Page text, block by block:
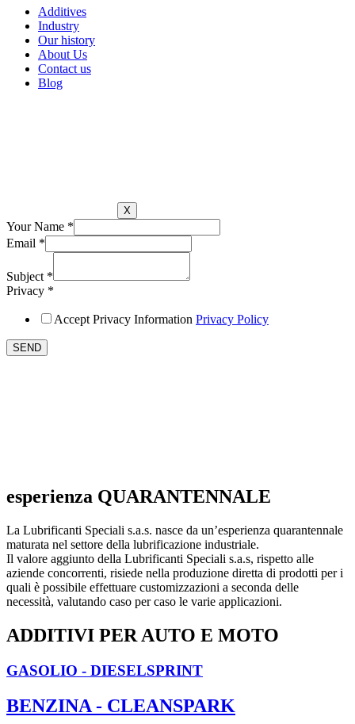
Additives
Industry
Our history
About Us
Contact us
Blog
X
Your Name *
Email *
Subject *
Privacy *
Accept Privacy Information Privacy Policy
SEND
esperienza QUARANTENNALE
La Lubrificanti Speciali s.a.s. nasce da un’esperienza quarantennale
maturata nel settore della lubrificazione industriale.
Il valore aggiunto della Lubrificanti Speciali s.a.s, rispetto alle
aziende concorrenti, risiede nella produzione diretta di prodotti per i
quali è possibile effettuare customizzazioni a seconda delle
necessità, valutando caso per caso le varie applicazioni.
ADDITIVI PER AUTO E MOTO
GASOLIO - DIESELSPRINT
BENZINA - CLEANSPARK